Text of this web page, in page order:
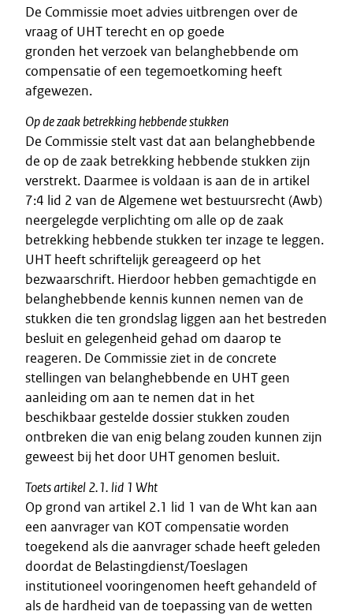
De Commissie moet advies uitbrengen over de
vraag of UHT terecht en op goede
gronden het verzoek van belanghebbende om
compensatie of een tegemoetkoming heeft
afgewezen.
Op de zaak betrekking hebbende stukken
De Commissie stelt vast dat aan belanghebbende
de op de zaak betrekking hebbende stukken zijn
verstrekt. Daarmee is voldaan is aan de in artikel
7:4 lid 2 van de Algemene wet bestuursrecht (Awb)
neergelegde verplichting om alle op de zaak
betrekking hebbende stukken ter inzage te leggen.
UHT heeft schriftelijk gereageerd op het
bezwaarschrift. Hierdoor hebben gemachtigde en
belanghebbende kennis kunnen nemen van de
stukken die ten grondslag liggen aan het bestreden
besluit en gelegenheid gehad om daarop te
reageren. De Commissie ziet in de concrete
stellingen van belanghebbende en UHT geen
aanleiding om aan te nemen dat in het
beschikbaar gestelde dossier stukken zouden
ontbreken die van enig belang zouden kunnen zijn
geweest bij het door UHT genomen besluit.
Toets artikel 2.1. lid 1 Wht
Op grond van artikel 2.1 lid 1 van de Wht kan aan
een aanvrager van KOT compensatie worden
toegekend als die aanvrager schade heeft geleden
doordat de Belastingdienst/Toeslagen
institutioneel vooringenomen heeft gehandeld of
als de hardheid van de toepassing van de wetten